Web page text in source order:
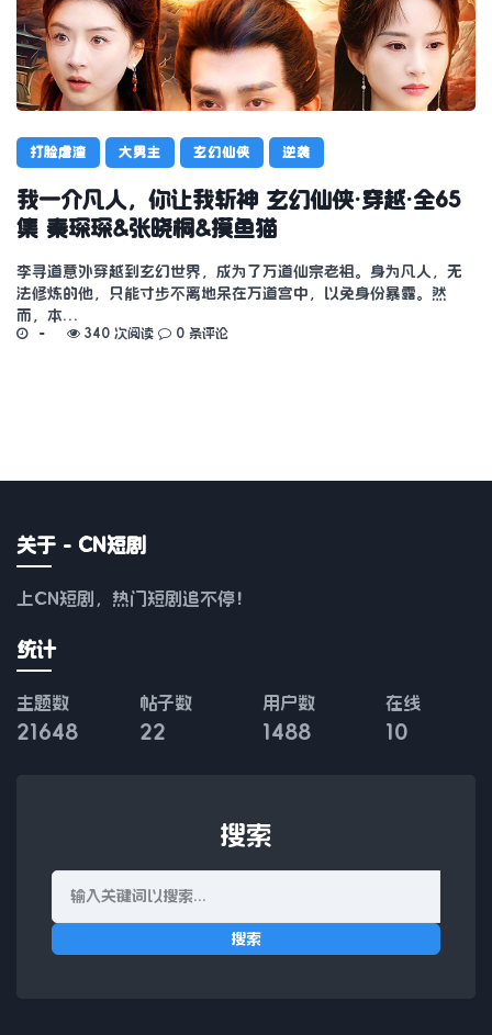
打脸虐渣 大男主 玄幻仙侠 逆袭
我一介凡人，你让我斩神 玄幻仙侠·穿越·全65
集 秦琛琛&张晓桐&摸鱼猫
李寻道意外穿越到玄幻世界，成为了万道仙宗老祖。身为凡人，无
法修炼的他，只能寸步不离地呆在万道宫中，以免身份暴露。然
而，本…
340 次阅读 0 条评论
关于 - CN短剧
上CN短剧，热门短剧追不停！
统计
主题数
21648
帖子数
22
用户数
1488
在线
10
搜索
搜索